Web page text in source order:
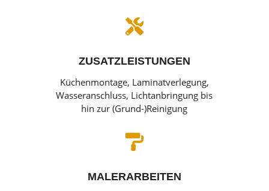

ZUSATZLEISTUNGEN
Küchenmontage, Laminatverlegung,
Wasseranschluss, Lichtanbringung bis
hin zur (Grund-)Reinigung

MALERARBEITEN